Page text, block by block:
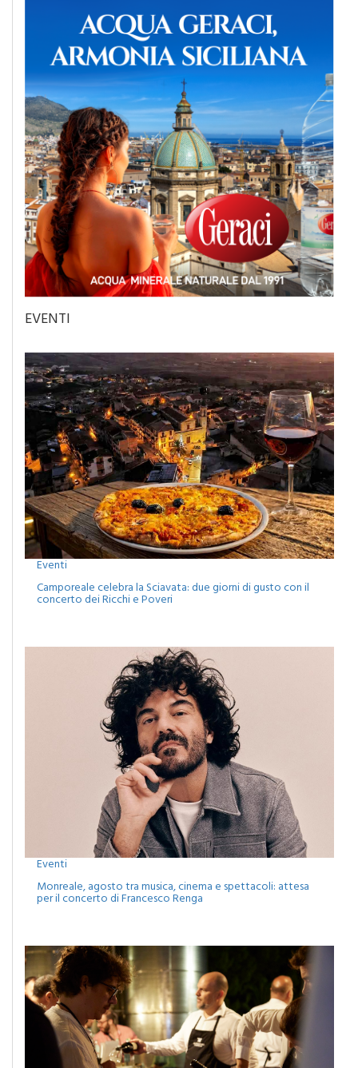
EVENTI
Eventi
Camporeale celebra la Sciavata: due giorni di gusto con il
concerto dei Ricchi e Poveri
Monreale, agosto tra musica, cinema e spettacoli: attesa
per il concerto di Francesco Renga